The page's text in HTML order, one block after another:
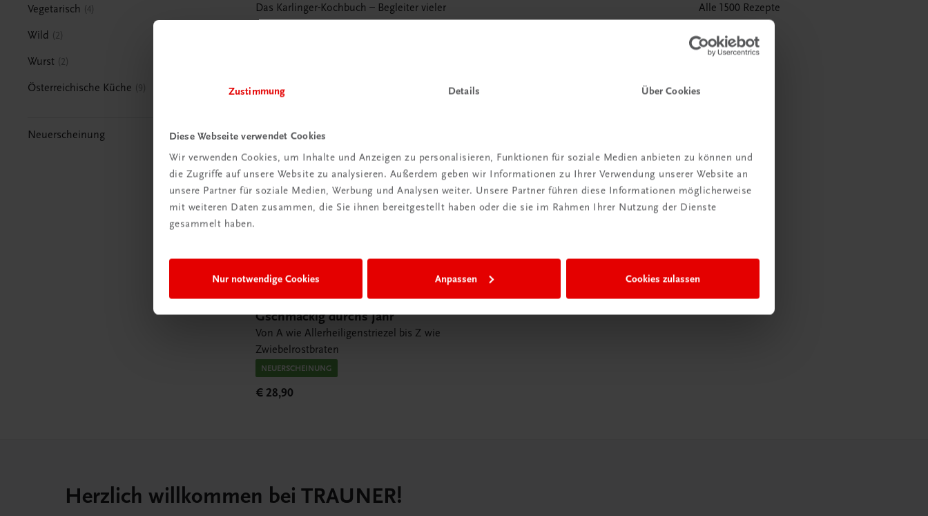
Zustimmung Details Über Cookies
Diese Webseite verwendet Cookies
Wir verwenden Cookies, um Inhalte und Anzeigen zu personalisieren, Funktionen für soziale Medien anbieten zu können und
die Zugriffe auf unsere Website zu analysieren. Außerdem geben wir Informationen zu Ihrer Verwendung unserer Website an
unsere Partner für soziale Medien, Werbung und Analysen weiter. Unsere Partner führen diese Informationen möglicherweise
mit weiteren Daten zusammen, die Sie ihnen bereitgestellt haben oder die sie im Rahmen Ihrer Nutzung der Dienste
gesammelt haben.
Nur notwendige Cookies Anpassen Cookies zulassen
Vegetarisch 4
Wild 2
Wurst 2
Österreichische Küche 9
Neuerscheinung
Das Karlinger-Kochbuch – Begleiter vieler
Generationen
Alle 1500 Rezepte
Sachbuch
Gschmackig durchs Jahr
Von A wie Allerheiligenstriezel bis Z wie
Zwiebelrostbraten
NEUERSCHEINUNG
€ 28,90
Herzlich willkommen bei TRAUNER!